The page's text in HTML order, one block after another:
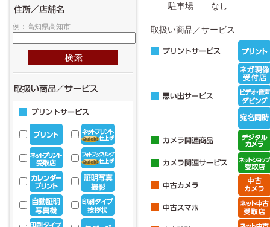
駐車場 なし
取扱い商品／サービス
例：高知県高知市